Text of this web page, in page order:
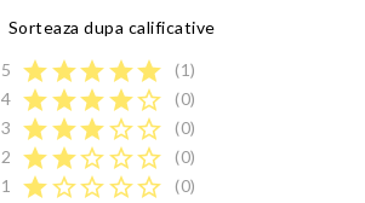
Sorteaza dupa calificative
5 starstarstarstarstar
(1)
4 starstarstarstarstar_border
(0)
3
starstarstarstar_borderstar_border
(0)
2
starstarstar_borderstar_borderstar_border
(0)
1
starstar_borderstar_borderstar_borderstar_border (0)